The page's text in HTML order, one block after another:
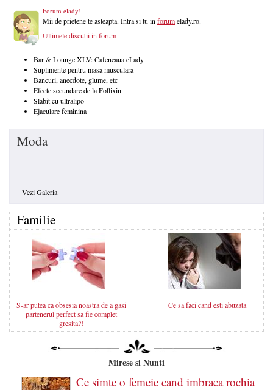
Forum elady!
Mii de prietene te asteapta. Intra si tu in forumelady.ro.
Ultimele discutii in forum
Bar & Lounge XLV: Cafeneaua eLady
Suplimente pentru masa musculara
Bancuri, anecdote, glume, etc
Efecte secundare de la Follixin
Slabit cu ultralipo
Ejaculare feminina
Moda
Vezi Galeria
Familie
S-ar putea ca obsesia noastra de a gasi
partenerul perfect sa fie complet
gresita?!
Ce sa faci cand esti abuzata
Mirese si Nunti
Ce simte o femeie cand imbraca rochia